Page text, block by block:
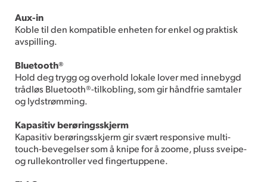
Aux-in
Koble til den kompatible enheten for enkel og praktisk
avspilling.
Bluetooth®
Hold deg trygg og overhold lokale lover med innebygd
trådløs Bluetooth®-tilkobling, som gir håndfrie samtaler
og lydstrømming.
Kapasitiv berøringsskjerm
Kapasitiv berøringsskjerm gir svært responsive multi-
touch-bevegelser som å knipe for å zoome, pluss sveipe-
og rullekontroller ved fingertuppene.